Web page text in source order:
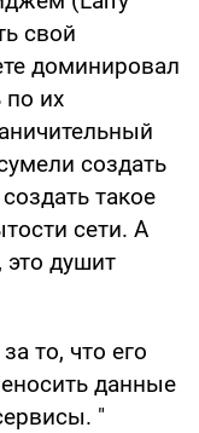
свой
доминировал
по их
создать
такое
сети. А
душит
то, что его
данные
"